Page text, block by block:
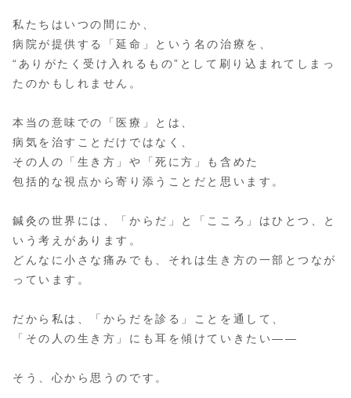
私たちはいつの間にか、
病院が提供する「延命」という名の治療を、
“ありがたく受け入れるもの”として刷り込まれてしまっ
たのかもしれません。
本当の意味での「医療」とは、
病気を治すことだけではなく、
その人の「生き方」や「死に方」も含めた
包括的な視点から寄り添うことだと思います。
鍼灸の世界には、「からだ」と「こころ」はひとつ、と
いう考えがあります。
どんなに小さな痛みでも、それは生き方の一部とつなが
っています。
だから私は、「からだを診る」ことを通して、
「その人の生き方」にも耳を傾けていきたい――
そう、心から思うのです。